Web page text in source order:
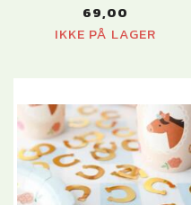
69,00
IKKE PÅ LAGER